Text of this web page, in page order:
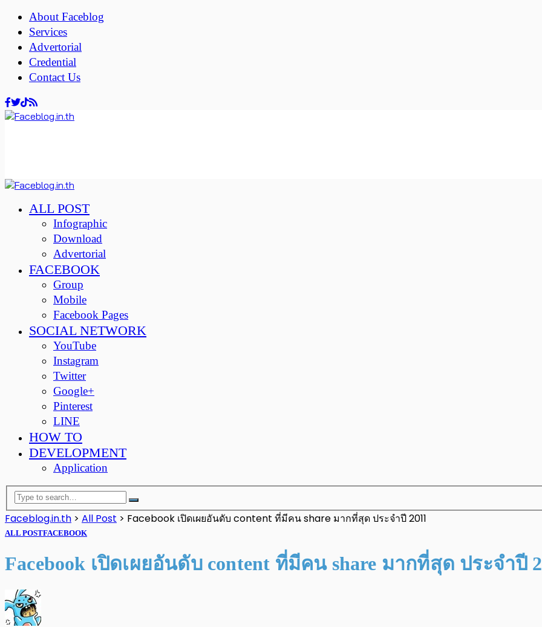
About Faceblog
Services
Advertorial
Credential
Contact Us
ALL POST
Infographic
Download
Advertorial
FACEBOOK
Group
Mobile
Facebook Pages
SOCIAL NETWORK
YouTube
Instagram
Twitter
Google+
Pinterest
LINE
HOW TO
DEVELOPMENT
Application
Faceblog.in.th > All Post > Facebook เปิดเผยอันดับ content ที่มีคน share มากที่สุด ประจำปี 2011
ALL POSTFACEBOOK
Facebook เปิดเผยอันดับ content ที่มีคน share มากที่สุด ประจำปี